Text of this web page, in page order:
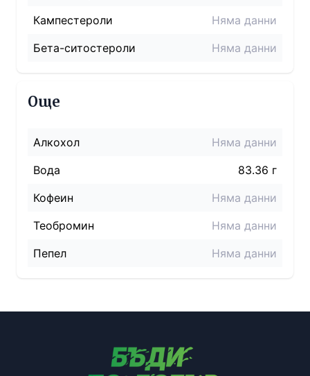
Кампестероли
Няма данни
Бета-ситостероли
Няма данни
Още
Алкохол
Няма данни
Вода
83.36 г
Кофеин
Няма данни
Теобромин
Няма данни
Пепел
Няма данни